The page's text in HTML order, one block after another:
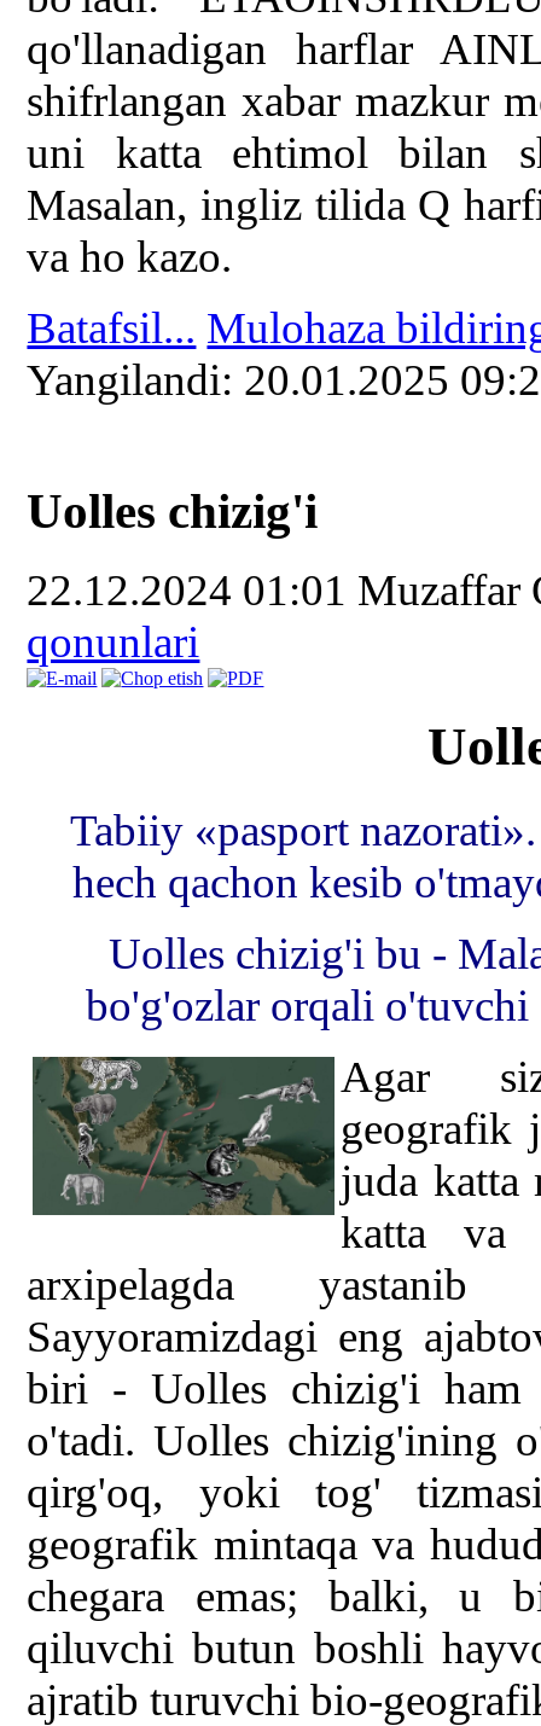
qo'llanadigan harflar
shifrlangan xabar mazkur
uni katta ehtimol bilan
Masalan, ingliz tilida Q
va ho kazo.
Batafsil... Mulohaza
Yangilаndi: 20.01.2025
Uolles chizig'i
22.12.2024 01:01 Muzaffar
qonunlari
Tabiiy «pasport
hech qachon kesib
Uolles chizig'i bu -
bo'g'ozlar orqali
Agar
geografik
juda katta
katta va
arxipelagda
Sayyoramizdagi eng
biri - Uolles chizig'i ham
o'tadi. Uolles chizig'ining
qirg'oq, yoki tog'
geografik mintaqa va
chegara emas; balki, u
qiluvchi butun boshli
ajratib turuvchi bio-